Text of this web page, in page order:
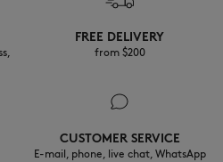
FREE DELIVERY
from $200
CUSTOMER SERVICE
E-mail, phone, live chat, WhatsApp